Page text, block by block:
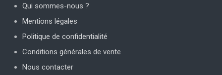
Qui sommes-nous ?
Mentions légales
Politique de confidentialité
Conditions générales de vente
Nous contacter